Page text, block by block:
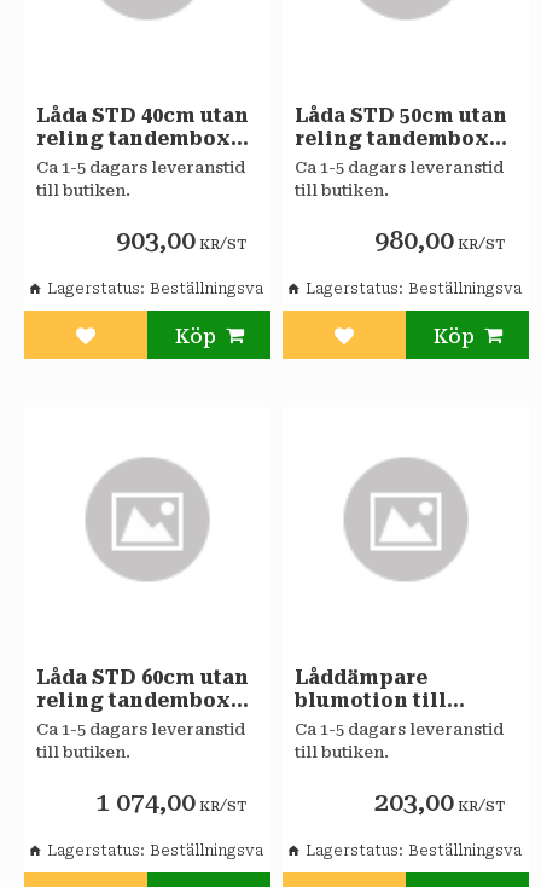
Låda STD 40cm utan
reling tandembox
Sagaköket
Ca 1-5 dagars leveranstid
till butiken.
903,00 KR/ST
Lägg till i favoriter
Lagerstatus Beställningsvara
Låda STD 50cm utan
reling tandembox
Sagaköket
Ca 1-5 dagars leveranstid
till butiken.
980,00 KR/ST
Lägg till i favoriter
Lagerstatus Beställningsvara
Låda STD 60cm utan
reling tandembox
Sagaköket
Ca 1-5 dagars leveranstid
till butiken.
1 074,00 KR/ST
Lagerstatus Beställningsvara
Låddämpare
blumotion till
metalboxlåda
Sagaköket
Ca 1-5 dagars leveranstid
till butiken.
203,00 KR/ST
Lagerstatus Beställningsvara